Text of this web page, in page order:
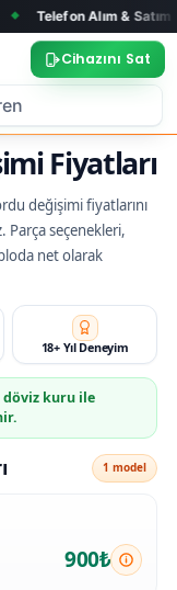
Alım & Satım ◆ Tüm
Cihazını Sat
Fiyatları
değişimi fiyatlarını
Parça seçenekleri,
net olarak
18+ Yıl Deneyim
kuru ile
1 model
900₺